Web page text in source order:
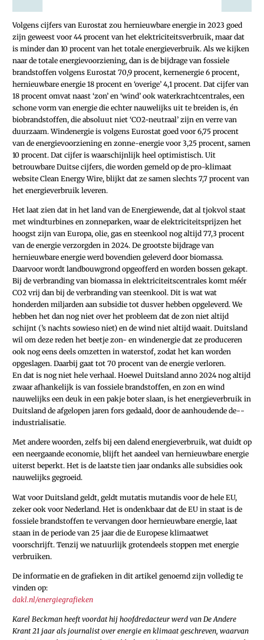
Volgens cijfers van Eurostat zou hernieuwbare energie in 2023 goed
zijn geweest voor 44 procent van het elektriciteitsverbruik, maar dat
is minder dan 10 procent van het totale energieverbruik. Als we kijken
naar de totale energievoorziening, dan is de bijdrage van fossiele
brandstoffen volgens Eurostat 70,9 procent, kernenergie 6 procent,
hernieuwbare energie 18 procent en ‘overige’ 4,1 procent. Dat cijfer van
18 procent omvat naast ‘zon’ en ‘wind’ ook waterkrachtcentrales, een
schone vorm van energie die echter nauwelijks uit te breiden is, én
biobrandstoffen, die absoluut niet ‘CO2-neutraal’ zijn en verre van
duurzaam. Windenergie is volgens Eurostat goed voor 6,75 procent
van de energievoorziening en zonne-energie voor 3,25 procent, samen
10 procent. Dat cijfer is waarschijnlijk heel optimistisch. Uit
betrouwbare Duitse cijfers, die worden gemeld op de pro-klimaat
website Clean Energy Wire, blijkt dat ze samen slechts 7,7 procent van
het energieverbruik leveren.
Het laat zien dat in het land van de Energiewende, dat al tjokvol staat
met windturbines en zonneparken, waar de elektriciteitsprijzen het
hoogst zijn van Europa, olie, gas en steenkool nog altijd 77,3 procent
van de energie verzorgden in 2024. De grootste bijdrage van
hernieuwbare energie werd bovendien geleverd door biomassa.
Daarvoor wordt landbouwgrond opgeofferd en worden bossen gekapt.
Bij de verbranding van biomassa in elektriciteitscentrales komt méér
CO2 vrij dan bij de verbranding van steenkool. Dit is wat wat
honderden miljarden aan subsidie tot dusver hebben opgeleverd. We
hebben het dan nog niet over het probleem dat de zon niet altijd
schijnt (’s nachts sowieso niet) en de wind niet altijd waait. Duitsland
wil om deze reden het beetje zon- en windenergie dat ze produceren
ook nog eens deels omzetten in waterstof, zodat het kan worden
opgeslagen. Daarbij gaat tot 70 procent van de energie verloren.
En dat is nog niet hele verhaal. Hoewel Duitsland anno 2024 nog altijd
zwaar afhankelijk is van fossiele brandstoffen, en zon en wind
nauwelijks een deuk in een pakje boter slaan, is het energieverbruik in
Duitsland de afgelopen jaren fors gedaald, door de aanhoudende ­de-­
industrialisatie.
Met andere woorden, zelfs bij een dalend energieverbruik, wat duidt op
een neergaande economie, blijft het aandeel van hernieuwbare energie
uiterst beperkt. Het is de laatste tien jaar ondanks alle subsidies ook
nauwelijks gegroeid.
Wat voor Duitsland geldt, geldt mutatis mutandis voor de hele EU,
zeker ook voor Nederland. Het is ondenkbaar dat de EU in staat is de
fossiele brandstoffen te vervangen door hernieuwbare energie, laat
staan in de periode van 25 jaar die de Europese klimaatwet
voorschrijft. Tenzij we natuurlijk grotendeels stoppen met energie
verbruiken.
De informatie en de grafieken in dit artikel genoemd zijn volledig te
vinden op:
dakl.nl/energiegrafieken
Karel Beckman heeft voordat hij hoofdredacteur werd van De Andere
Krant 21 jaar als journalist over energie en klimaat geschreven, waarvan